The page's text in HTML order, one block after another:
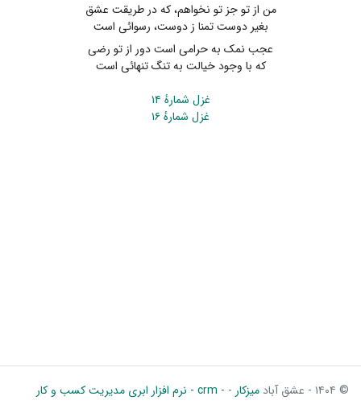
من از تو جز تو نخواهم، که در طریقت عشق
بغیر دوست تمنا ز دوست، رسوائی است
عجب نمک به حرامی است دور از تو رضی
که با وجود خیالت به تنگ تنهائی است
غزل شمارهٔ ۱۴
غزل شمارهٔ ۱۶
© ۱۴۰۴ - عشق آباد میزکار - - crm - نرم افزار ابری مدیریت کسب و کار